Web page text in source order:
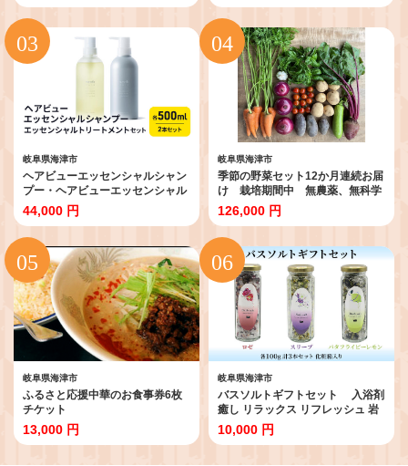
岐阜県海津市
ヘアビューエッセンシャルシャン
プー・ヘアビューエッセンシャル
トリートメント セット 美容 雑
貨 日用品
44,000 円
岐阜県海津市
季節の野菜セット12か月連続お届
け 栽培期間中 無農薬、無科学
肥料
126,000 円
岐阜県海津市
ふるさと応援中華のお食事券6枚
チケット
13,000 円
岐阜県海津市
バスソルトギフトセット 入浴剤
癒し リラックス リフレッシュ 岩
塩 ハーブ バラ ハイビスカス ピン
クソルト 安眠 爽やか 香り
10,000 円